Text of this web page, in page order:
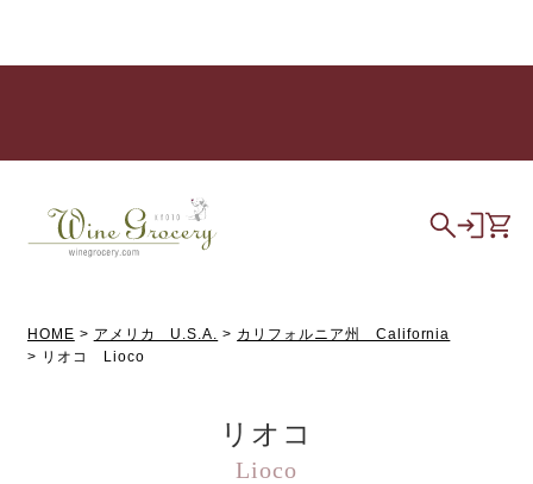
HOME アメリカ U.S.A.
カリフォルニア州 California
リオコ Lioco
リオコ
Lioco